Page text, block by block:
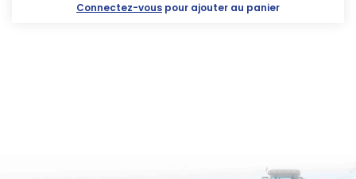
Connectez-vous pour ajouter au panier